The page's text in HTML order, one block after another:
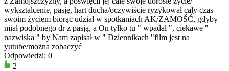
wyksztalcenie, pasję, hart ducha/oczywiście ryzykował cały czas
swoim życiem biorąc udział w spotkaniach AK/ZAMOŚĆ, gdyby
miał podobnego dr z pasją, a On tylko tu " wpadał ", ciekawe "
nazwiska " by Nam zapisał w " Dziennikach "film jest na
yutube/można zobaczyć
Odpowiedzi: 0
2